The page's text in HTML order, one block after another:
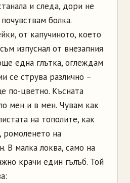
и следа, дори не
болка.
от капучиното, което
изпуснал от внезапния
една глътка, оглеждам
се струва различно –
по-цветно. Късната
мен и в мен. Чувам как
на тополите, как
ромоленето на
В малка локва, само на
крачи един гълъб. Той